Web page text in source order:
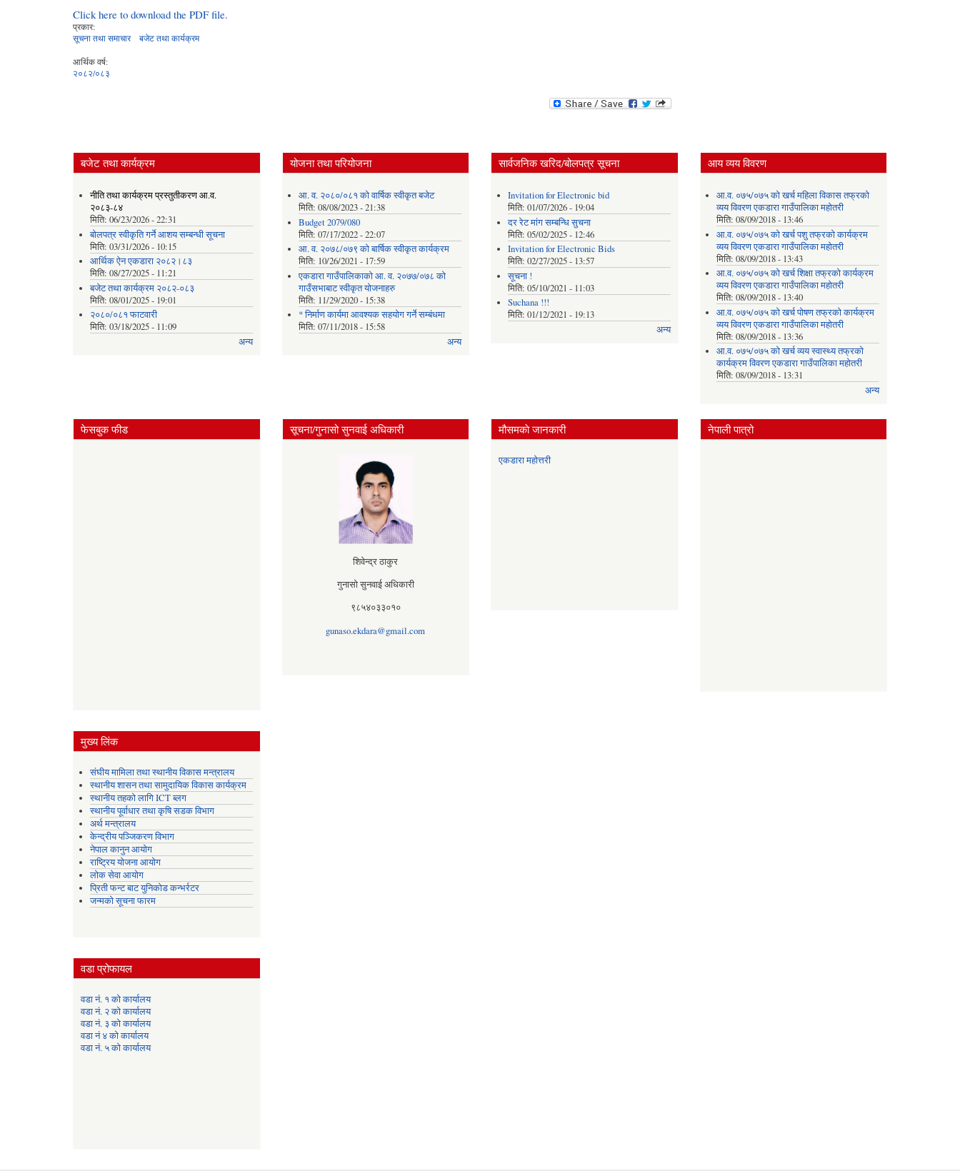
Click here to download the PDF file.
प्रकार:
सूचना तथा समाचार
बजेट तथा कार्यक्रम
आर्थिक वर्ष:
२०८२/०८३
बजेट तथा कार्यक्रम
नीति तथा कार्यक्रम प्रस्तुतीकरण आ.व.
२०८३-८४
मिति: 06/23/2026 - 22:31
बोलपत्र स्वीकृति गर्ने आशय सम्बन्धी सूचना
मिति: 03/31/2026 - 10:15
आर्थिक ऐन एकडारा २०८२।८३
मिति: 08/27/2025 - 11:21
बजेट तथा कार्यक्रम २०८२-०८३
मिति: 08/01/2025 - 19:01
२०८०/०८१ फाटवारी
मिति: 03/18/2025 - 11:09
अन्य
योजना तथा परियोजना
आ. व. २०८०/०८१ को वार्षिक स्वीकृत बजेट
मिति:08/08/2023 - 21:38
Budget 2079/080
मिति:07/17/2022 - 22:07
आ. व. २०७८/०७९ को बार्षिक स्वीकृत कार्यक्रम
मिति: 10/26/2021 - 17:59
एकडारा गाउँपालिकाको आ. व. २०७७/०७८ को
गाउँसभाबाट स्वीकृत योजनाहरु
मिति: 11/29/2020 - 15:38
* निर्माण कार्यमा आवश्यक सहयोग गर्ने सम्बंधमा
मिति:07/11/2018 - 15:58
अन्य
सार्वजनिक खरिद/बोलपत्र सूचना
Invitation for Electronic bid
मिति: 01/07/2026 - 19:04
दर रेट मांग सम्बन्धि सुचना
मिति: 05/02/2025 - 12:46
Invitation for Electronic Bids
मिति: 02/27/2025 - 13:57
सूचना !
मिति: 05/10/2021 - 11:03
Suchana !!!
मिति: 01/12/2021 - 19:13
अन्य
आय व्यय विवरण
आ.व. ०७५/०७५ को खर्च महिला विकास तफ्रको
व्यय विवरण एकडारा गाउँपालिका महोतरी
मिति:08/09/2018 - 13:46
आ.व. ०७५/०७५ को खर्च पशु तफ्रको कार्यक्रम
व्यय विवरण एकडारा गाउँपालिका महोतरी
मिति:08/09/2018 - 13:43
आ.व. ०७५/०७५ को खर्च शिक्षा तफ्रको कार्यक्रम
व्यय विवरण एकडारा गाउँपालिका महोतरी
मिति:08/09/2018 - 13:40
आ.व. ०७५/०७५ को खर्च पोषण तफ्रको कार्यक्रम
व्यय विवरण एकडारा गाउँपालिका महोतरी
मिति:08/09/2018 - 13:36
आ.व. ०७५/०७५ को खर्च व्यय स्वास्थ्य तफ्रको
कार्यक्रम विवरण एकडारा गाउँपालिका महोतरी
मिति:08/09/2018 - 13:31
अन्य
फेसबुक फीड
मुख्य लिंक
संघीय मामिला तथा स्थानीय विकास मन्त्रालय
स्थानीय शासन तथा सामुदायिक विकास कार्यक्रम
स्थानीय तहको लागि ICT ब्लग
स्थानीय पूर्वाधार तथा कृषि सडक विभाग
अर्थ मन्त्रालय
केन्द्रीय पञ्जिकरण विभाग
नेपाल कानुन आयोग
राष्ट्रिय योजना आयोग
लोक सेवा आयोग
प्रिती फन्ट बाट युनिकोड कन्भर्रटर
जन्मको सूचना फारम
वडा प्रोफायल
वडा नं. १ को कार्यालय
वडा नं. २ को कार्यालय
वडा नं. ३ को कार्यालय
वडा नं ४ को कार्यालय
वडा नं. ५ को कार्यालय
सूचना/गुनासो सुनवाई अधिकारी
शिवेन्द्र ठाकुर
गुनासो सुनवाई अधिकारी
९८५४०३३०१०
gunaso.ekdara@gmail.com
मौसमकाे जानकारी
एकडारा महोत्तरी
नेपाली पात्रो